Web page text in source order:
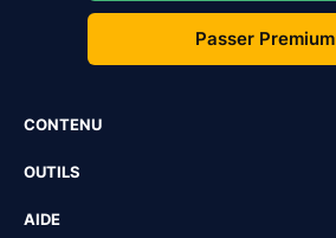
Passer Premium
CONTENU
OUTILS
AIDE